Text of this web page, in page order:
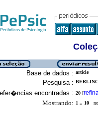
Base de dados : article
Pesquisa :
encontradas : 20 [
Mostrando: 1 .. 10